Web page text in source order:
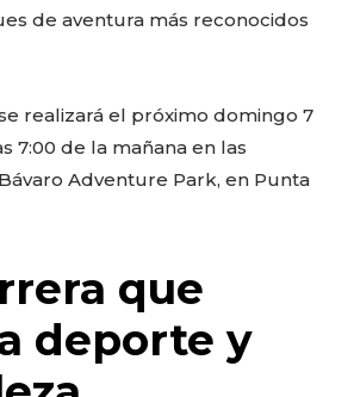
de aventura más reconocidos
realizará el próximo domingo 7
7:00 de la mañana en las
Adventure Park, en Punta
que
deporte y